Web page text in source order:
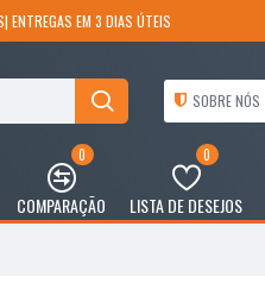
ENTREGAS EM 3 DIAS ÚTEIS
SOBRE NÓS
COMPARAÇÃO
0
LISTA DE DESEJOS
0